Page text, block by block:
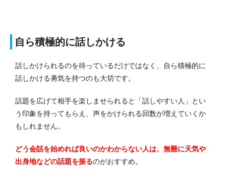
自ら積極的に話しかける
話しかけられるのを待っているだけではなく、自ら積極的に
話しかける勇気を持つのも大切です。
話題を広げて相手を楽しませられると「話しやすい人」とい
う印象を持ってもらえ、声をかけられる回数が増えていくか
もしれません。
どう会話を始めれば良いのかわからない人は、無難に天気や
出身地などの話題を振るのがおすすめ。